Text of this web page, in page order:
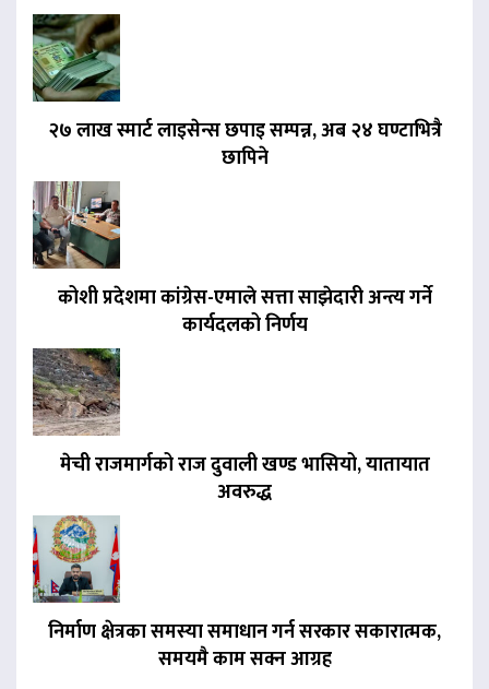
२७ लाख स्मार्ट लाइसेन्स छपाइ सम्पन्न, अब २४ घण्टाभित्रै
छापिने
कोशी प्रदेशमा कांग्रेस-एमाले सत्ता साझेदारी अन्त्य गर्ने
कार्यदलको निर्णय
मेची राजमार्गको राज दुवाली खण्ड भासियो, यातायात
अवरुद्ध
निर्माण क्षेत्रका समस्या समाधान गर्न सरकार सकारात्मक,
समयमै काम सक्न आग्रह